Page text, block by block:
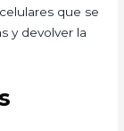
que se
y devolver la